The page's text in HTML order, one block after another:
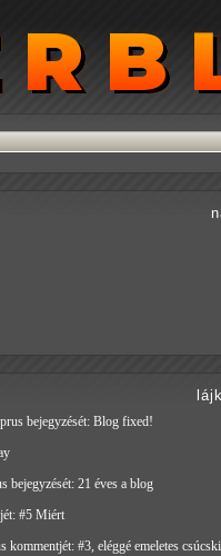
bejegyzését: Blog fixed!
bejegyzését: 21 éves a blog
#5 Miért
kommentjét: #3, eléggé emeletes